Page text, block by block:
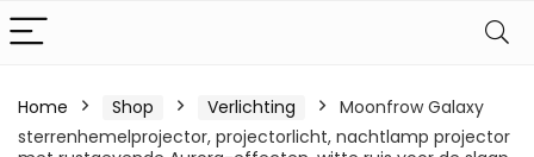
Home Shop Verlichting
Moonfrow Galaxy
sterrenhemelprojector, projectorlicht, nachtlamp projector